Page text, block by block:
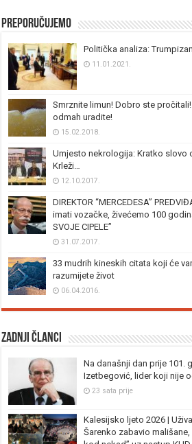
Preporučujemo
Politička analiza:
11.01.2021.
Smrznite limun! Dobro ste
odmah uradite!
15.02.2018.
Umjesto nekrologija: Kratko slovo
Krleži…
12.10.2017.
DIREKTOR “MERCEDESA”
imati vozačke, živećemo 100
SVOJE CIPELE”
31.07.2017.
33 mudrih kineskih citata koji će
razumijete život
06.04.2016.
Zadnji članci
Na današnji dan prije 101.
Izetbegović, lider koji nije
23 sata prije
Kalesijsko ljeto 2026 |
Šarenko zabavio